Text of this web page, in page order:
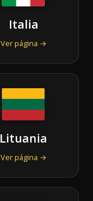
Italia
Ver página →
Lituania
Ver página →